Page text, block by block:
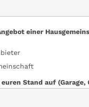
einer
Stand auf